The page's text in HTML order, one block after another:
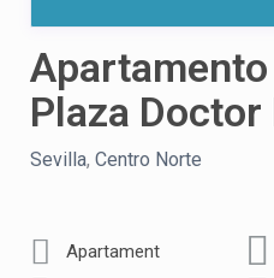
Plaza
Sevilla, Centro Norte
Apartament